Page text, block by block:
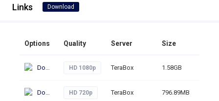
Links Download
Options Quality Server Size
Download HD 1080p TeraBox 1.58GB
Download HD 720p TeraBox 796.89MB